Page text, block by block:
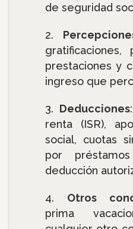
de seguridad
gratificaciones,
prestaciones y
ingreso que
Deducciones
renta (ISR),
social, cuotas
por
deducción
Otros
prima